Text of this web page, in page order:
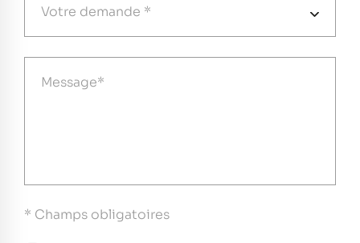
* Champs obligatoires